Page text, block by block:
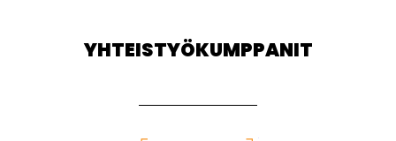
YHTEISTYÖKUMPPANIT